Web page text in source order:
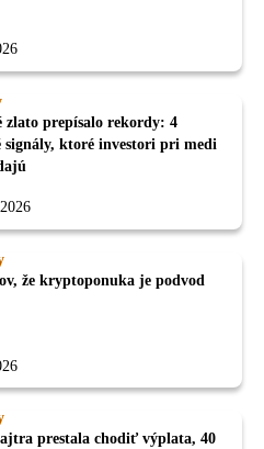
zlato prepísalo rekordy: 4
signály, ktoré investori pri medi
že kryptoponuka je podvod
prestala chodiť výplata, 40